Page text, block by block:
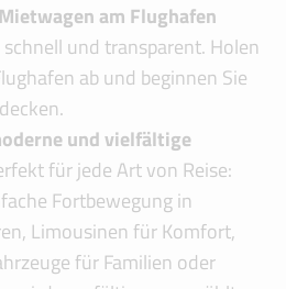
Mietwagen am Flughafen
und transparent. Holen
ab und beginnen Sie
und vielfältige
für jede Art von Reise:
Fortbewegung in
Limousinen für Komfort,
für Familien oder